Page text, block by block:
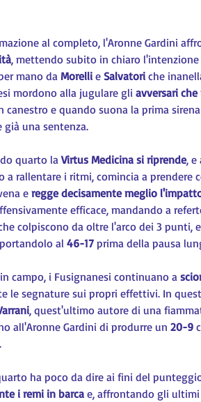
al completo, l'Aronne Gardini
, mettendo subito in chiaro
mano da Morelli e Salvatori che
mordono alla jugulare gli avversari
canestro e quando suona la prima
già una sentenza.
quarto la Virtus Medicina si riprende, e
a rallentare i ritmi, comincia a prendere
e regge decisamente meglio
efficace, mandando a
colpiscono da oltre l'arco dei 3 punti,
al 46-17 prima della pausa
campo, i Fusignanesi continuano a
le segnature sui propri effettivi. In
, quest'ultimo autore di una
all'Aronne Gardini di produrre un 20-9
ha poco da dire ai fini del
i remi in barca e, affrontando gli